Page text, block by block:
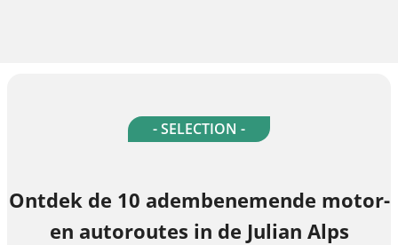
- SELECTION -
Ontdek de 10 adembenemende motor-
en autoroutes in de Julian Alps